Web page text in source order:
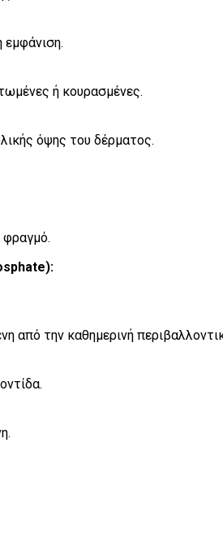
ή κουρασμένες.
όψης του δέρματος.
φραγμό.
από την καθημερινή